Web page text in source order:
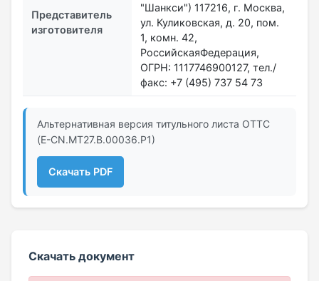
Представитель
изготовителя
"Шанкси") 117216, г. Москва,
ул. Куликовская, д. 20, пом.
1, комн. 42,
РоссийскаяФедерация,
ОГРН: 1117746900127, тел./
факс: +7 (495) 737 54 73
Альтернативная версия титульного листа ОТТС
(Е-CN.МТ27.B.00036.Р1)
Скачать PDF
Скачать документ